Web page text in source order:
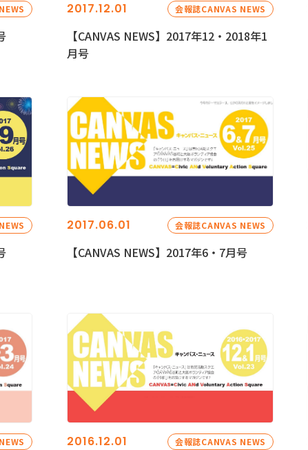
2017.12.01 会報誌CANVAS NEWS
【CANVAS NEWS】2017年12・2018年1
月号
2017.06.01 会報誌CANVAS NEWS
【CANVAS NEWS】2017年6・7月号
2016.12.01 会報誌CANVAS NEWS